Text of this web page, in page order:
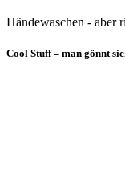
Händewaschen - aber
Cool Stuff – man gönnt